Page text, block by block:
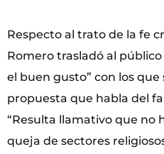
Respecto al trato de la fe
Romero trasladó al
el buen gusto” con los que
propuesta que habla del
“Resulta llamativo que no
queja de sectores